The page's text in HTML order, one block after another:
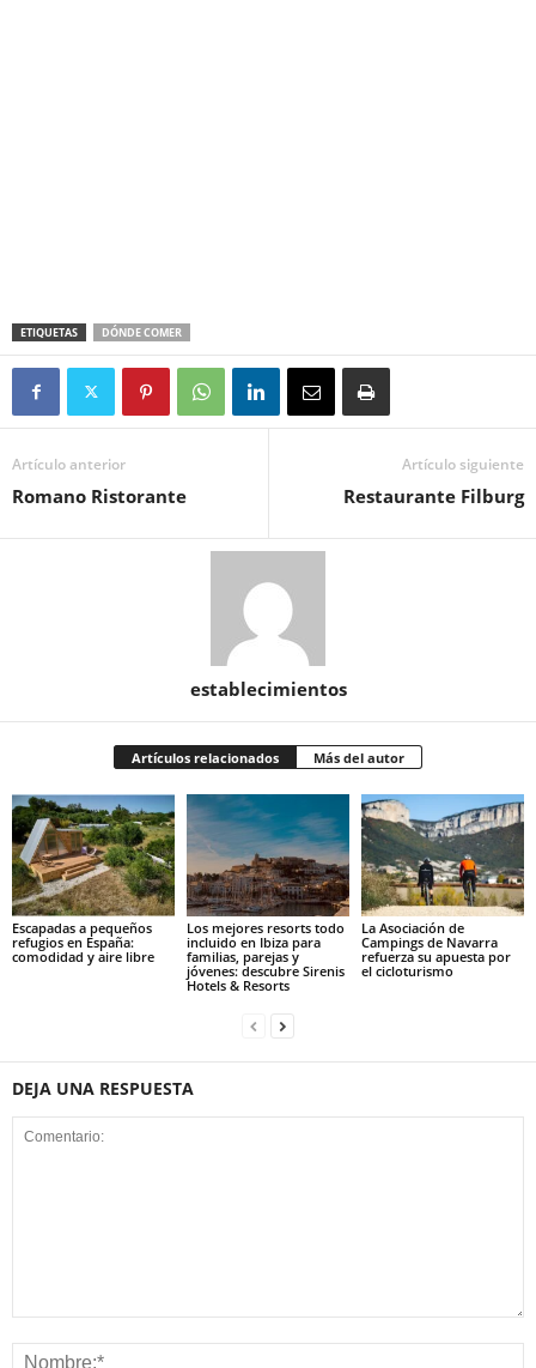
ETIQUETAS DÓNDE COMER
Artículo anterior
Romano Ristorante
Artículo siguiente
Restaurante Filburg
establecimientos
Artículos relacionados Más del autor
Escapadas a pequeños
refugios en España:
comodidad y aire libre
Los mejores resorts todo
incluido en Ibiza para
familias, parejas y
jóvenes: descubre Sirenis
Hotels & Resorts
La Asociación de
Campings de Navarra
refuerza su apuesta por
el cicloturismo
DEJA UNA RESPUESTA